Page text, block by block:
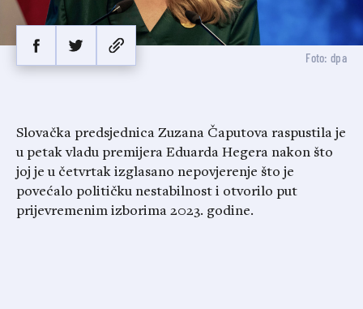
Foto: dpa
Slovačka predsjednica Zuzana Čaputova raspustila je
u petak vladu premijera Eduarda Hegera nakon što
joj je u četvrtak izglasano nepovjerenje što je
povećalo političku nestabilnost i otvorilo put
prijevremenim izborima 2023. godine.